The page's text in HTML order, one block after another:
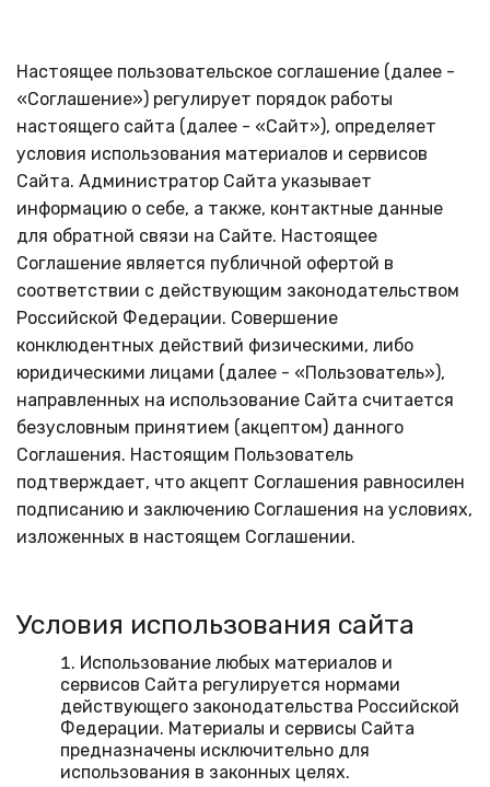
Настоящее пользовательское соглашение (далее -
«Соглашение») регулирует порядок работы
настоящего сайта (далее - «Сайт»), определяет
условия использования материалов и сервисов
Сайта. Администратор Сайта указывает
информацию о себе, а также, контактные данные
для обратной связи на Сайте. Настоящее
Соглашение является публичной офертой в
соответствии с действующим законодательством
Российской Федерации. Совершение
конклюдентных действий физическими, либо
юридическими лицами (далее - «Пользователь»),
направленных на использование Сайта считается
безусловным принятием (акцептом) данного
Соглашения. Настоящим Пользователь
подтверждает, что акцепт Соглашения равносилен
подписанию и заключению Соглашения на условиях,
изложенных в настоящем Соглашении.
Условия использования сайта
Использование любых материалов и
сервисов Сайта регулируется нормами
действующего законодательства Российской
Федерации. Материалы и сервисы Сайта
предназначены исключительно для
использования в законных целях.